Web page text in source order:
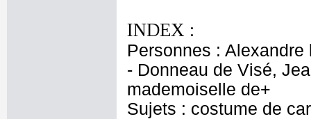
INDEX :
Personnes :
- Donneau de Visé,
mademoiselle de+
Sujets : costume de